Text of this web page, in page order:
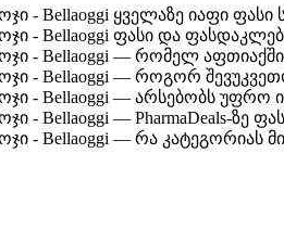
- Bellaoggi ყველაზე იაფი
- Bellaoggi ფასი და
- Bellaoggi — რომელ
- Bellaoggi — როგორ
- Bellaoggi — არსებობს უფრო
- Bellaoggi — PharmaDeals-ზე
- Bellaoggi — რა კატეგორიას